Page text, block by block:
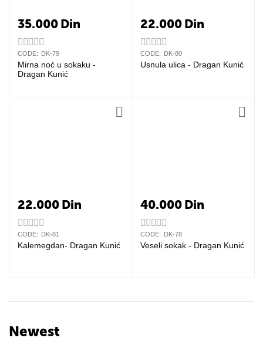
35.000 Din
CODE: DK-79
Mirna noć u sokaku -
Dragan Kunić
22.000 Din
CODE: DK-80
Usnula ulica - Dragan Kunić
22.000 Din
CODE: DK-81
Kalemegdan- Dragan Kunić
40.000 Din
CODE: DK-78
Veseli sokak - Dragan Kunić
Newest